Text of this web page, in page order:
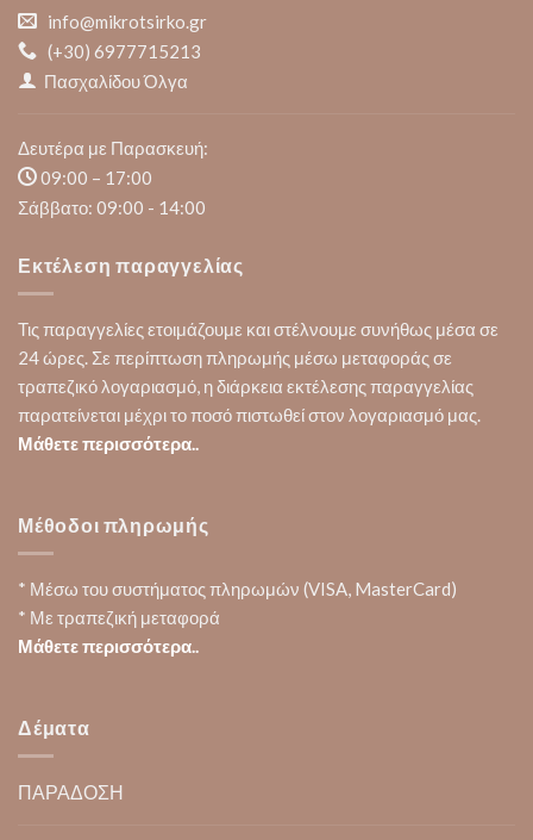
info@mikrotsirko.gr
(+30) 6977715213
Πασχαλίδου Όλγα
Δευτέρα με Παρασκευή:
09:00 – 17:00
Σάββατο: 09:00 - 14:00
Εκτέλεση παραγγελίας
Τις παραγγελίες ετοιμάζουμε και στέλνουμε συνήθως μέσα σε
24 ώρες. Σε περίπτωση πληρωμής μέσω μεταφοράς σε
τραπεζικό λογαριασμό, η διάρκεια εκτέλεσης παραγγελίας
παρατείνεται μέχρι το ποσό πιστωθεί στον λογαριασμό μας.
Μάθετε περισσότερα..
Μέθοδοι πληρωμής
* Μέσω του συστήματος πληρωμών (VISA, MasterCard)
* Με τραπεζική μεταφορά
Μάθετε περισσότερα..
Δέματα
ΠΑΡΑΔΟΣΗ